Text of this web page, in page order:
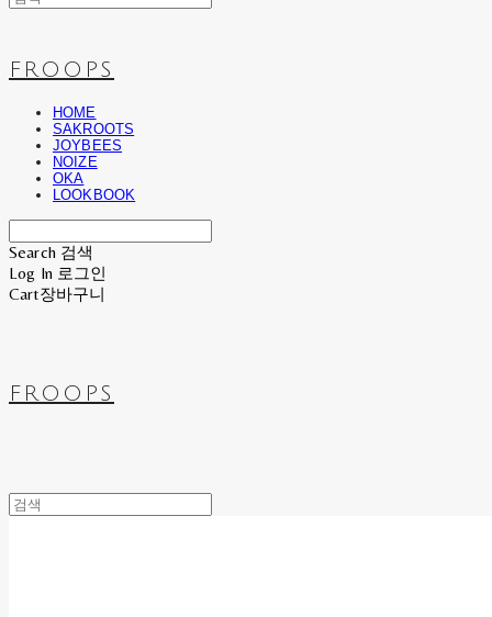
FROOPS
HOME
SAKROOTS
JOYBEES
NOIZE
OKA
LOOKBOOK
Search 검색
Log In 로그인
Cart장바구니
FROOPS